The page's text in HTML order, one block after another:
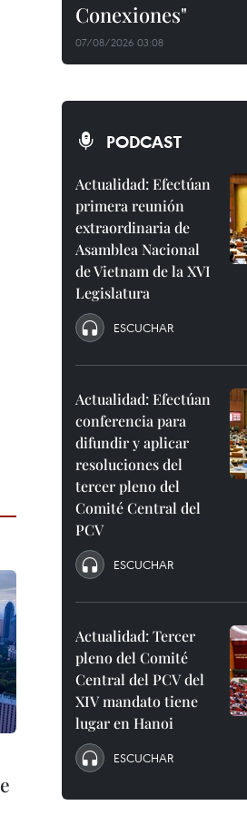
Conexiones"
07/08/2026 03:08
PODCAST
Actualidad: Efectúan
primera reunión
extraordinaria de
Asamblea Nacional
de Vietnam de la XVI
Legislatura
ESCUCHAR
Actualidad: Efectúan
conferencia para
difundir y aplicar
resoluciones del
tercer pleno del
Comité Central del
PCV
ESCUCHAR
Actualidad: Tercer
pleno del Comité
Central del PCV del
XIV mandato tiene
lugar en Hanoi
ESCUCHAR